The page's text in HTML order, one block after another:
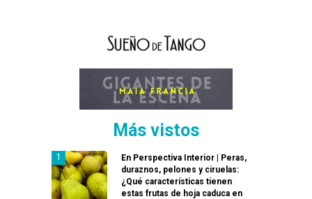
Más vistos
En Perspectiva Interior | Peras,
duraznos, pelones y ciruelas:
¿Qué características tienen
estas frutas de hoja caduca en